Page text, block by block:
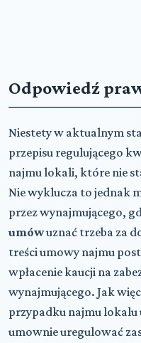
Odpowiedź
Niestety w aktualnym
przepisu regulującego
najmu lokali, które nie
Nie wyklucza to jednak
przez wynajmującego,
umówuznać trzeba za
treści umowy najmu
wpłacenie kaucji na
wynajmującego. Jak
przypadku najmu
umownie uregulować